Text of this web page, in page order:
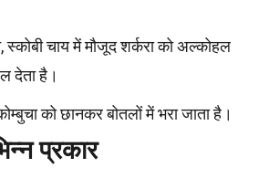
स्कोबी चाय में मौजूद शर्करा को अल्कोहल
देता है।
को छानकर बोतलों में भरा जाता है।
प्रकार